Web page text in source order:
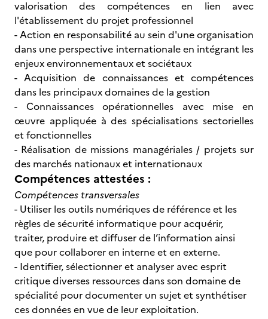
valorisation des compétences en lien avec
l'établissement du projet professionnel
- Action en responsabilité au sein d'une organisation
dans une perspective internationale en intégrant les
enjeux environnementaux et sociétaux
- Acquisition de connaissances et compétences
dans les principaux domaines de la gestion
- Connaissances opérationnelles avec mise en
œuvre appliquée à des spécialisations sectorielles
et fonctionnelles
- Réalisation de missions managériales / projets sur
des marchés nationaux et internationaux
Compétences attestées :
Compétences transversales
- Utiliser les outils numériques de référence et les
règles de sécurité informatique pour acquérir,
traiter, produire et diffuser de l’information ainsi
que pour collaborer en interne et en externe.
- Identifier, sélectionner et analyser avec esprit
critique diverses ressources dans son domaine de
spécialité pour documenter un sujet et synthétiser
ces données en vue de leur exploitation.